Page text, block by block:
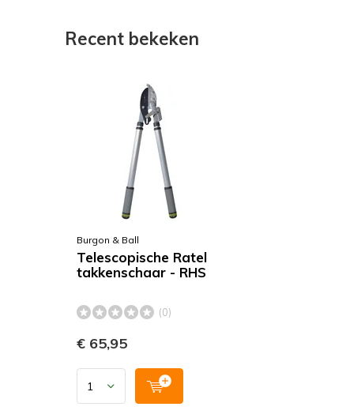
Recent bekeken
Burgon & Ball
Telescopische Ratel
takkenschaar - RHS
(0)
€ 65,95